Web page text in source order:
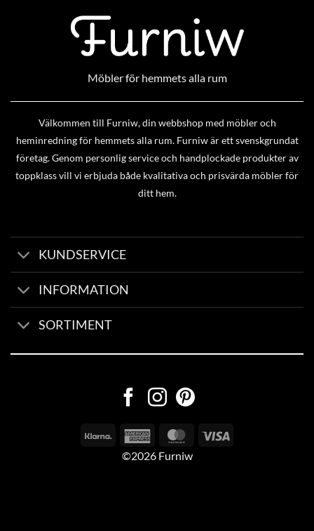
Möbler för hemmets alla rum
Välkommen till Furniw, din webbshop med möbler och
heminredning för hemmets alla rum. Furniw är ett svenskgrundat
företag. Genom personlig service och handplockade produkter av
toppklass vill vi erbjuda både kvalitativa och prisvärda möbler för
ditt hem.
KUNDSERVICE
INFORMATION
SORTIMENT
©2026 Furniw